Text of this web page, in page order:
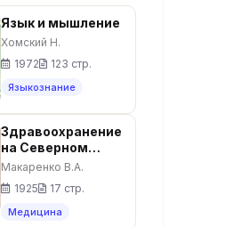
Язык и мышление
Хомский Н.
1972
123 стр.
Языкознание
Здравоохранение
на Северном
Кавказе
Макаренко В.А.
1925
17 стр.
Медицина